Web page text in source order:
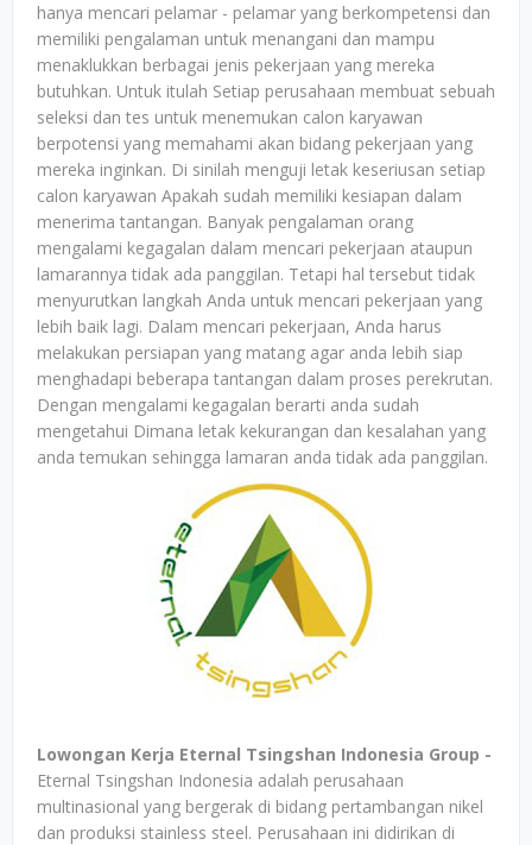
hanya mencari pelamar - pelamar yang berkompetensi dan
memiliki pengalaman untuk menangani dan mampu
menaklukkan berbagai jenis pekerjaan yang mereka
butuhkan. Untuk itulah Setiap perusahaan membuat sebuah
seleksi dan tes untuk menemukan calon karyawan
berpotensi yang memahami akan bidang pekerjaan yang
mereka inginkan. Di sinilah menguji letak keseriusan setiap
calon karyawan Apakah sudah memiliki kesiapan dalam
menerima tantangan. Banyak pengalaman orang
mengalami kegagalan dalam mencari pekerjaan ataupun
lamarannya tidak ada panggilan. Tetapi hal tersebut tidak
menyurutkan langkah Anda untuk mencari pekerjaan yang
lebih baik lagi. Dalam mencari pekerjaan, Anda harus
melakukan persiapan yang matang agar anda lebih siap
menghadapi beberapa tantangan dalam proses perekrutan.
Dengan mengalami kegagalan berarti anda sudah
mengetahui Dimana letak kekurangan dan kesalahan yang
anda temukan sehingga lamaran anda tidak ada panggilan.
Lowongan Kerja Eternal Tsingshan Indonesia Group -
Eternal Tsingshan Indonesia adalah perusahaan
multinasional yang bergerak di bidang pertambangan nikel
dan produksi stainless steel. Perusahaan ini didirikan di